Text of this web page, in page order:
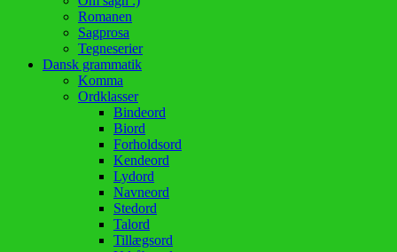
Romanen
Sagprosa
Tegneserier
Dansk grammatik
Komma
Ordklasser
Bindeord
Biord
Forholdsord
Kendeord
Lydord
Navneord
Stedord
Talord
Tillægsord